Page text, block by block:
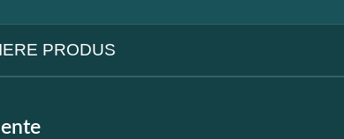
PRODUS